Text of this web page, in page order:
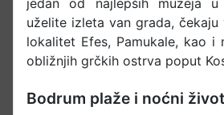
jedan od najlepših muzeja
uželite izleta van grada,
lokalitet Efes, Pamukale, kao i
obližnjih grčkih ostrva poput
Bodrum plaže i noćni život